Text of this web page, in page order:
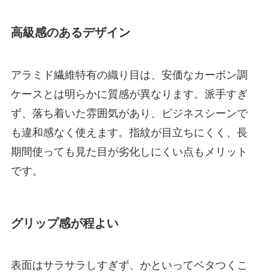
高級感のあるデザイン
アラミド繊維特有の織り目は、安価なカーボン調
ケースとは明らかに質感が異なります。派手すぎ
ず、落ち着いた雰囲気があり、ビジネスシーンで
も違和感なく使えます。指紋が目立ちにくく、長
期間使っても見た目が劣化しにくい点もメリット
です。
グリップ感が程よい
表面はサラサラしすぎず、かといってベタつくこ